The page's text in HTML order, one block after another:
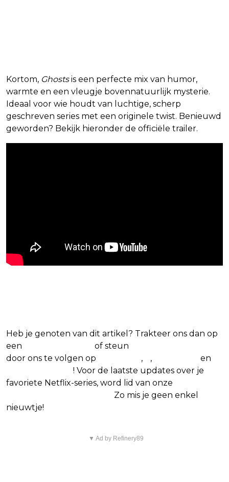
Kortom, Ghostsis een perfecte mix van humor,
warmte en een vleugje bovennatuurlijk mysterie.
Ideaal voor wie houdt van luchtige, scherp
geschreven series met een originele twist. Benieuwd
geworden? Bekijk hieronder de officiële trailer.
Heb je genoten van dit artikel? Trakteer ons dan op
een
of steun
door ons te volgen op
, ,
en
! Voor de laatste updates over je
favoriete Netflix-series, word lid van onze
Zo mis je geen enkel
nieuwtje!
▼ Ad by Refinery89